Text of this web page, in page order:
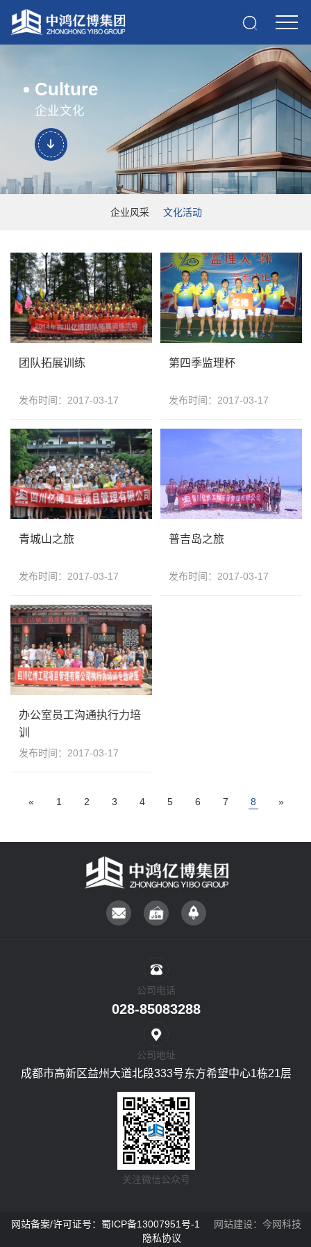
Culture
企业文化
企业风采 文化活动
团队拓展训练
发布时间：2017-03-17
第四季监理杯
发布时间：2017-03-17
青城山之旅
发布时间：2017-03-17
普吉岛之旅
发布时间：2017-03-17
办公室员工沟通执行力培
训
发布时间：2017-03-17
« 1 2 3 4 5 6 7 8 »
公司电话
028-85083288
公司地址
成都市高新区益州大道北段333号东方希望中心1栋21层
关注微信公众号
网站备案/许可证号：蜀ICP备13007951号-1 网站建设： 今网科技
隐私协议